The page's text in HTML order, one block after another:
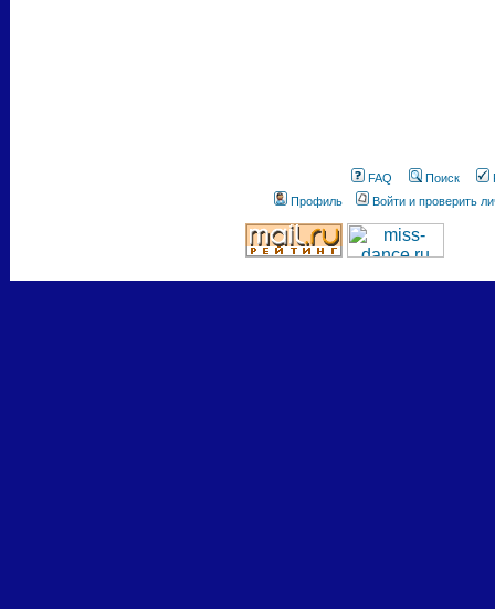
FAQ Поиск
Профиль
Войти и проверить